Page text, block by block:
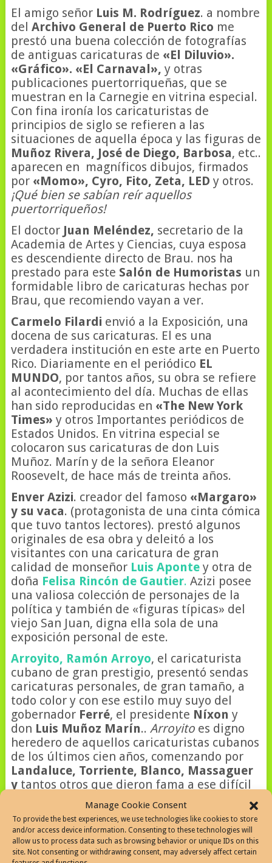
Manage Cookie Consent
To provide the best experiences, we use technologies like cookies to store
and/or access device information. Consenting to these technologies will
allow us to process data such as browsing behavior or unique IDs on this
site. Not consenting or withdrawing consent, may adversely affect certain
El amigo señor Luis M. Rodríguez. a nombre
del Archivo General de Puerto Rico me
prestó una buena colección de fotografías
de antiguas caricaturas de «El Diluvio».
«Gráfico». «El Carnaval», y otras
publicaciones puertorriqueñas, que se
muestran en la Carnegie en vitrina especial.
Con fina ironía los caricaturistas de
principios de siglo se refieren a las
situaciones de aquella época y las figuras de
Muñoz Rivera, José de Diego, Barbosa, etc..
aparecen en magníficos dibujos, firmados
por«Momo», Cyro, Fito, Zeta, LED y otros.
¡Qué bien se sabían reír aquellos
puertorriqueños!
El doctor Juan Meléndez, secretario de la
Academia de Artes y Ciencias, cuya esposa
es descendiente directo de Brau. nos ha
prestado para este Salón de Humoristas un
formidable libro de caricaturas hechas por
Brau, que recomiendo vayan a ver.
Carmelo Filardi envió a la Exposición, una
docena de sus caricaturas. El es una
verdadera institución en este arte en Puerto
Rico. Diariamente en el periódico EL
MUNDO, por tantos años, su obra se refiere
al acontecimiento del día. Muchas de ellas
han sido reproducidas en «The New York
Times» y otros Importantes periódicos de
Estados Unidos. En vitrina especial se
colocaron sus caricaturas de don Luis
Muñoz. Marín y de la señora Eleanor
Roosevelt, de hace más de treinta años.
Enver Azizi. creador del famoso «Margaro»
y su vaca. (protagonista de una cinta cómica
que tuvo tantos lectores). prestó algunos
originales de esa obra y deleitó a los
visitantes con una caricatura de gran
calidad de monseñor Luis Apontey otra de
doña Felisa Rincón de Gautier. Azizi posee
una valiosa colección de personajes de la
política y también de «figuras típicas» del
viejo San Juan, digna ella sola de una
exposición personal de este.
Arroyito, Ramón Arroyo, el caricaturista
cubano de gran prestigio, presentó sendas
caricaturas personales, de gran tamaño, a
todo color y con ese estilo muy suyo del
gobernador Ferré, el presidente Níxon y
don Luis Muñoz Marín.. Arroyitoes digno
heredero de aquellos caricaturistas cubanos
de los últimos cien años, comenzando por
Landaluce, Torriente, Blanco, Massaguer
y tantos otros que dieron fama a ese difícil
Ángel Garcíaexhibió una tirilla cómica de
mucha gracia yRaúl Riveratambién deleitó
al público con obras muy originales. Dignos